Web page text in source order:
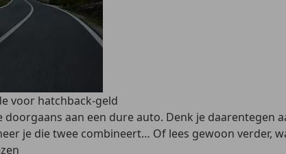
voor hatchback-geld
doorgaans aan een dure auto. Denk je
je die twee combineert… Of lees gewoon verder,